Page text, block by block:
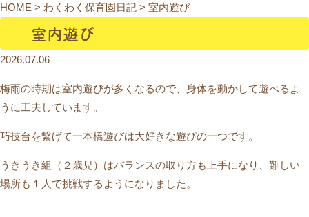
HOME > わくわく保育園日記 > 室内遊び
室内遊び
2026.07.06
梅雨の時期は室内遊びが多くなるので、身体を動かして遊べるよ
うに工夫しています。
巧技台を繋げて一本橋遊びは大好きな遊びの一つです。
うきうき組（２歳児）はバランスの取り方も上手になり、難しい
場所も１人で挑戦するようになりました。